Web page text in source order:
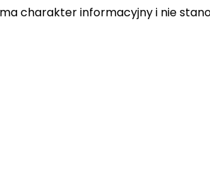
charakter informacyjny i nie